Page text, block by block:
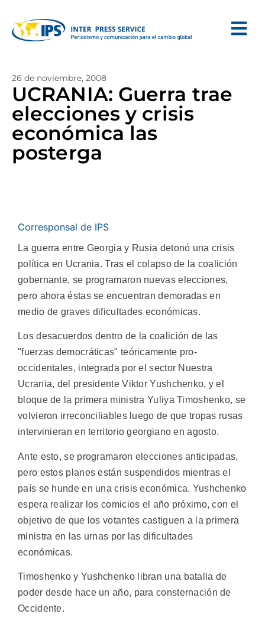
26 de noviembre, 2008
UCRANIA: Guerra trae
elecciones y crisis
económica las
posterga
Corresponsal de IPS
La guerra entre Georgia y Rusia detonó una crisis
política en Ucrania. Tras el colapso de la coalición
gobernante, se programaron nuevas elecciones,
pero ahora éstas se encuentran demoradas en
medio de graves dificultades económicas.
Los desacuerdos dentro de la coalición de las
"fuerzas democráticas" teóricamente pro-
occidentales, integrada por el sector Nuestra
Ucrania, del presidente Viktor Yushchenko, y el
bloque de la primera ministra Yuliya Timoshenko, se
volvieron irreconciliables luego de que tropas rusas
intervinieran en territorio georgiano en agosto.
Ante esto, se programaron elecciones anticipadas,
pero estos planes están suspendidos mientras el
país se hunde en una crisis económica. Yushchenko
espera realizar los comicios el año próximo, con el
objetivo de que los votantes castiguen a la primera
ministra en las urnas por las dificultades
económicas.
Timoshenko y Yushchenko libran una batalla de
poder desde hace un año, para consternación de
Occidente.